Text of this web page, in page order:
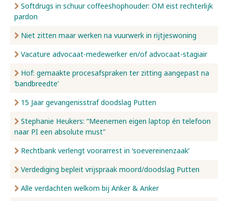
Softdrugs in schuur coffeeshophouder: OM eist rechterlijk
pardon
Niet zitten maar werken na vuurwerk in rijtjeswoning
Vacature advocaat-medewerker en/of advocaat-stagiair
Hof: gemaakte procesafspraken ter zitting aangepast na
‘bandbreedte’
15 Jaar gevangenisstraf doodslag Putten
Stephanie Heukers: “Meenemen eigen laptop én telefoon
naar PI een absolute must"
Rechtbank verlengt voorarrest in ‘soevereinenzaak’
Verdediging bepleit vrijspraak moord/doodslag Putten
Alle verdachten welkom bij Anker & Anker